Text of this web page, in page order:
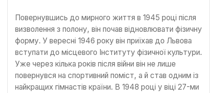
Повернувшись до мирного життя в 1945 році після
визволення з полону, він почав відновлювати фізичну
форму. У вересні 1946 року він приїхав до Львова
вступати до місцевого Інституту фізичної культури.
Уже через кілька років після війни він не лише
повернувся на спортивний поміст, а й став одним із
найкращих гімнастів країни. В 1948 році у віці 27-ми